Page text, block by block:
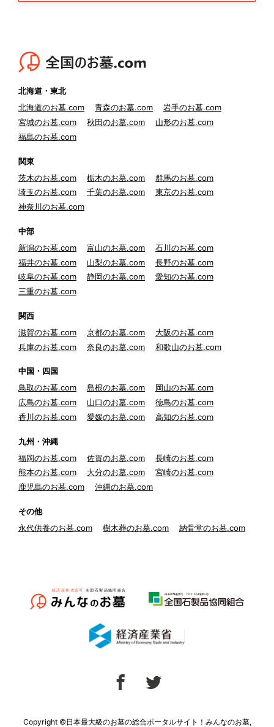
北海道・東北
北海道のお墓.com
青森のお墓.com
岩手のお墓.com
宮城のお墓.com
秋田のお墓.com
山形のお墓.com
福島のお墓.com
関東
茨木のお墓.com
栃木のお墓.com
群馬のお墓.com
埼玉のお墓.com
千葉のお墓.com
東京のお墓.com
神奈川のお墓.com
中部
新潟のお墓.com
富山のお墓.com
石川のお墓.com
福井のお墓.com
山梨のお墓.com
長野のお墓.com
岐阜のお墓.com
静岡のお墓.com
愛知のお墓.com
三重のお墓.com
関西
滋賀のお墓.com
京都のお墓.com
大阪のお墓.com
兵庫のお墓.com
奈良のお墓.com 和歌山のお墓.com
中国・四国
鳥取のお墓.com
島根のお墓.com
岡山のお墓.com
広島のお墓.com
山口のお墓.com
徳島のお墓.com
香川のお墓.com
愛媛のお墓.com 高知のお墓.com
九州・沖縄
福岡のお墓.com
佐賀のお墓.com
長崎のお墓.com
熊本のお墓.com
大分のお墓.com
宮崎のお墓.com
鹿児島のお墓.com
沖縄のお墓.com
その他
永代供養のお墓.com
樹木葬のお墓.com 納骨堂のお墓.com
Copyright ©日本最大級のお墓の総合ポータルサイト！みんなのお墓,